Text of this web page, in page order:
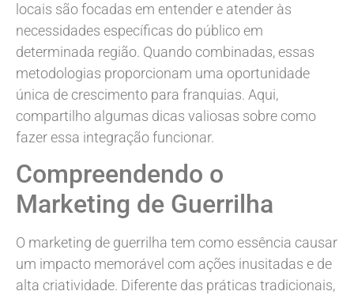
locais são focadas em entender e atender às
necessidades específicas do público em
determinada região. Quando combinadas, essas
metodologias proporcionam uma oportunidade
única de crescimento para franquias. Aqui,
compartilho algumas dicas valiosas sobre como
fazer essa integração funcionar.
Compreendendo o
Marketing de Guerrilha
O marketing de guerrilha tem como essência causar
um impacto memorável com ações inusitadas e de
alta criatividade. Diferente das práticas tradicionais,